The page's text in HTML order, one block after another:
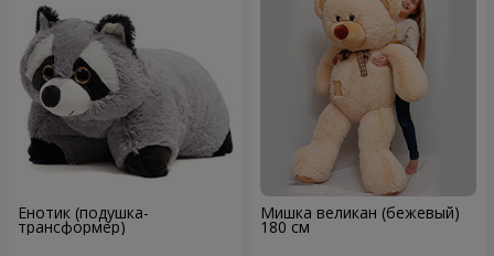
Енотик (подушка-
трансформер)
Мишка великан (бежевый)
180 см